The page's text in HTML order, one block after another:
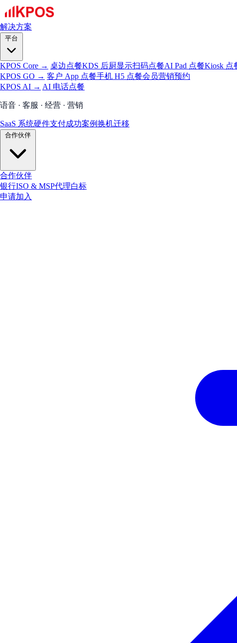
解决方案
KPOS Core → 桌边点餐KDS 后厨显示扫码点餐AI Pad 点餐Kiosk 点
KPOS GO → 客户 App 点餐手机 H5 点餐会员营销预约
KPOS AI → AI 电话点餐
语音 · 客服 · 经营 · 营销
SaaS 系统硬件支付成功案例换机迁移
合作伙伴
银行ISO & MSP代理白标
申请加入